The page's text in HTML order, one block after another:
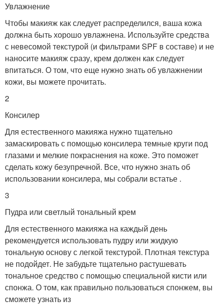
Увлажнение
Чтобы макияж как следует распределился, ваша кожа
должна быть хорошо увлажнена. Используйте средства
с невесомой текстурой (и фильтрами SPF в составе) и не
наносите макияж сразу, крем должен как следует
впитаться. О том, что еще нужно знать об увлажнении
кожи, вы можете прочитать.
2
Консилер
Для естественного макияжа нужно тщательно
замаскировать с помощью консилера темные круги под
глазами и мелкие покраснения на коже. Это поможет
сделать кожу безупречной. Все, что нужно знать об
использовании консилера, мы собрали встатье .
3
Пудра или светлый тональный крем
Для естественного макияжа на каждый день
рекомендуется использовать пудру или жидкую
тональную основу с легкой текстурой. Плотная текстура
не подойдет. Не забудьте тщательно растушевать
тональное средство с помощью специальной кисти или
спонжа. О том, как правильно пользоваться спонжем, вы
сможете узнать из